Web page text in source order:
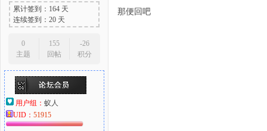
累计签到：164 天
连续签到：20 天
0
主题
155
回帖
-26
积分
用户组： 蚁人
UID： 51915
那便回吧